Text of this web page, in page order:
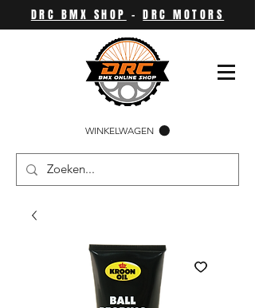
DRC BMX SHOP -DRC MOTORS
WINKELWAGEN